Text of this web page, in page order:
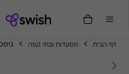
דף הבית מסעדות ובתי קפה